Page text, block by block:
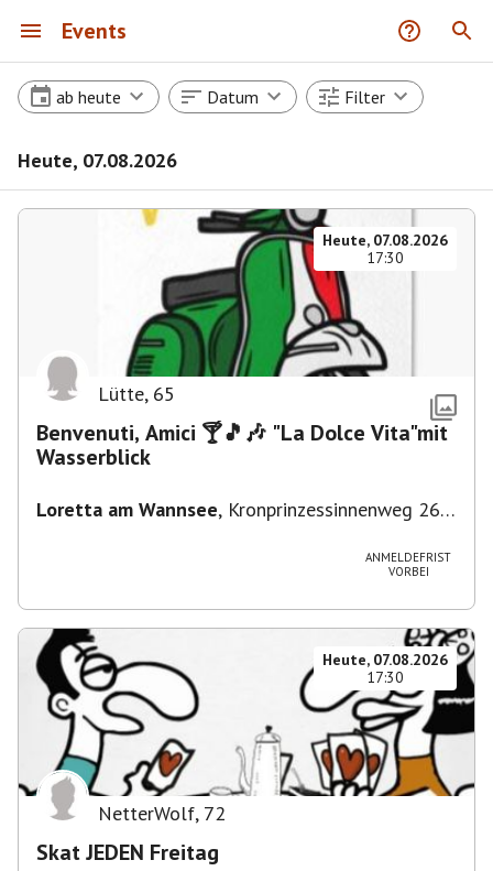
Events
ab heute Datum Filter
Heute, 07.08.2026
Heute, 07.08.2026
17:30
Lütte, 65
Benvenuti, Amici 🍸🎵🎶 "La Dolce Vita"mit
Wasserblick
Loretta am Wannsee, Kronprinzessinnenweg 260,
ANMELDEFRIST
VORBEI
Heute, 07.08.2026
17:30
NetterWolf, 72
Skat JEDEN Freitag